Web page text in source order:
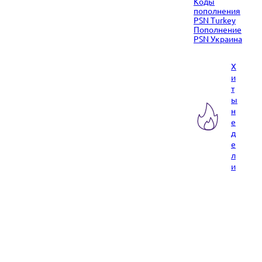
пополнения
PSN Turkey
Пополнение
PSN Украина
Х
и
т
ы
н
е
д
е
л
и